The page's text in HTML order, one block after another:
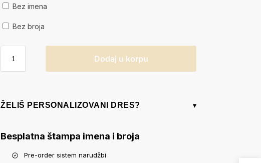
Bez imena
Bez broja
Dodaj u korpu
ŽELIŠ PERSONALIZOVANI DRES? ▾
Besplatna štampa imena i broja
Pre-order sistem narudžbi